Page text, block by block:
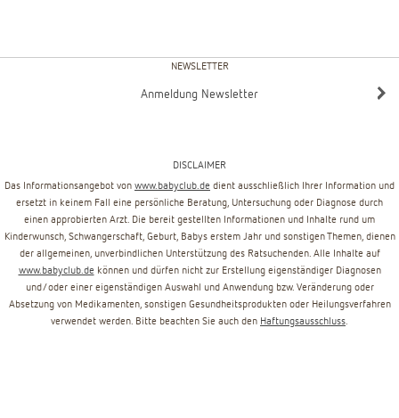
NEWSLETTER
Anmeldung Newsletter
DISCLAIMER
Das Informationsangebot von www.babyclub.de dient ausschließlich Ihrer Information und
ersetzt in keinem Fall eine persönliche Beratung, Untersuchung oder Diagnose durch
einen approbierten Arzt. Die bereit gestellten Informationen und Inhalte rund um
Kinderwunsch, Schwangerschaft, Geburt, Babys erstem Jahr und sonstigen Themen, dienen
der allgemeinen, unverbindlichen Unterstützung des Ratsuchenden. Alle Inhalte auf
www.babyclub.de können und dürfen nicht zur Erstellung eigenständiger Diagnosen
und/oder einer eigenständigen Auswahl und Anwendung bzw. Veränderung oder
Absetzung von Medikamenten, sonstigen Gesundheitsprodukten oder Heilungsverfahren
verwendet werden. Bitte beachten Sie auch den Haftungsausschluss.